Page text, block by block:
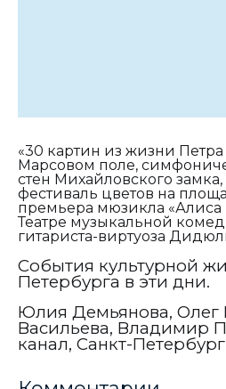
«30 картин из жизни
Марсовом поле,
стен Михайловского
фестиваль цветов на
премьера мюзикла «Алиса
Театре музыкальной
гитариста-виртуоза
События культурной
Петербурга в эти дни.
Юлия Демьянова, Олег
Васильева, Владимир
канал, Санкт-Петербург